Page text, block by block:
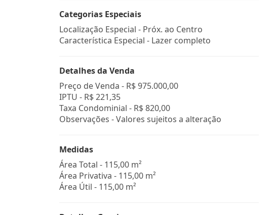
Categorias Especiais
Localização Especial - Próx. ao Centro
Característica Especial - Lazer completo
Detalhes da Venda
Preço de Venda - R$ 975.000,00
IPTU - R$ 221,35
Taxa Condominial - R$ 820,00
Observações - Valores sujeitos a alteração
Medidas
Área Total - 115,00 m²
Área Privativa - 115,00 m²
Área Útil - 115,00 m²